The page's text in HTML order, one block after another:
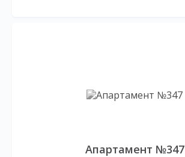
Апартамент №347